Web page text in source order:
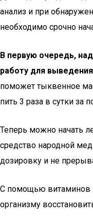
анализ и при
необходимо срочно
В первую очередь,
работу для
поможет тыквенное
пить 3 раза в сутки за
Теперь можно начать
средство народной
дозировку и не
С помощью витаминов
организму